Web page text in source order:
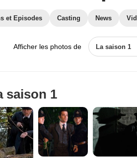
et Episodes Casting News
Afficher les photos de La saison 1
saison 1